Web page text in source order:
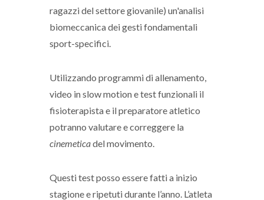
ragazzi del settore giovanile) un'analisi
biomeccanica dei gesti fondamentali
sport-specifici.
Utilizzando programmi di allenamento,
video in slow motion e test funzionali il
fisioterapista e il preparatore atletico
potranno valutare e correggere la
cinemeticadel movimento.
Questi test posso essere fatti a inizio
stagione e ripetuti durante l’anno. L’atleta